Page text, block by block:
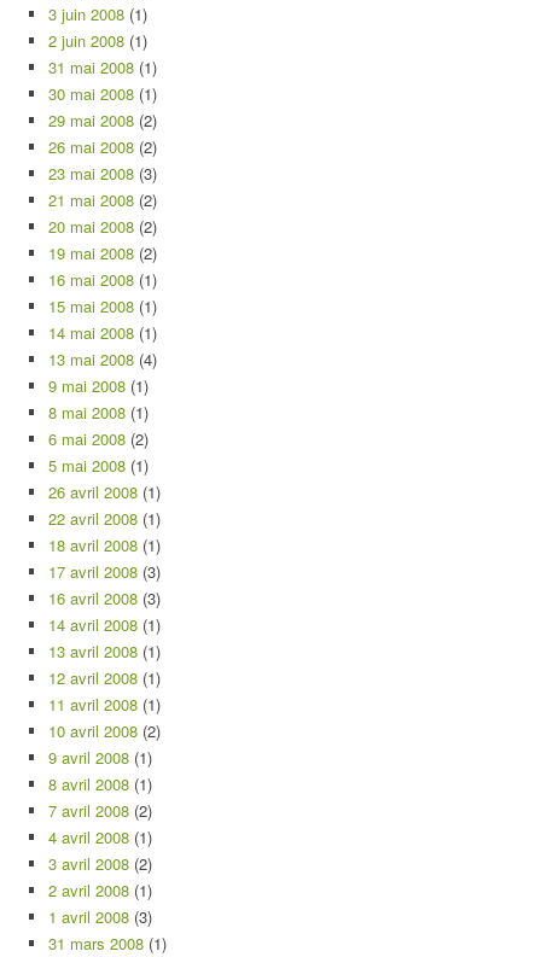
3 juin 2008 (1)
2 juin 2008 (1)
31 mai 2008 (1)
30 mai 2008 (1)
29 mai 2008 (2)
26 mai 2008 (2)
23 mai 2008 (3)
21 mai 2008 (2)
20 mai 2008 (2)
19 mai 2008 (2)
16 mai 2008 (1)
15 mai 2008 (1)
14 mai 2008 (1)
13 mai 2008 (4)
9 mai 2008 (1)
8 mai 2008 (1)
6 mai 2008 (2)
5 mai 2008 (1)
26 avril 2008 (1)
22 avril 2008 (1)
18 avril 2008 (1)
17 avril 2008 (3)
16 avril 2008 (3)
14 avril 2008 (1)
13 avril 2008 (1)
12 avril 2008 (1)
11 avril 2008 (1)
10 avril 2008 (2)
9 avril 2008 (1)
8 avril 2008 (1)
7 avril 2008 (2)
4 avril 2008 (1)
3 avril 2008 (2)
2 avril 2008 (1)
1 avril 2008 (3)
31 mars 2008 (1)